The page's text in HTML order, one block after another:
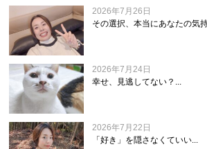
2026年7月26日
その選択、本当にあなたの気
2026年7月24日
幸せ、見逃してない？...
2026年7月22日
「好き」を隠さなくていい...